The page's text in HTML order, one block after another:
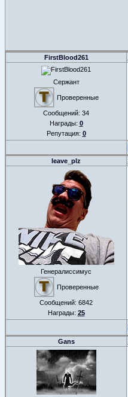
FirstBlood261
Сержант
Проверенные
Сообщений: 34
Награды: 0
Репутация: 0
leave_plz
Генералиссимус
Проверенные
Сообщений: 6842
Награды: 25
Gans